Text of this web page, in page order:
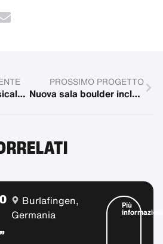
Letto ad acqua musicale per la stanza Snoezel
PROSSIMO PROGETTO
Nuova sala boulder inclusa
Burlafingen,
Germania
Più
informazioni